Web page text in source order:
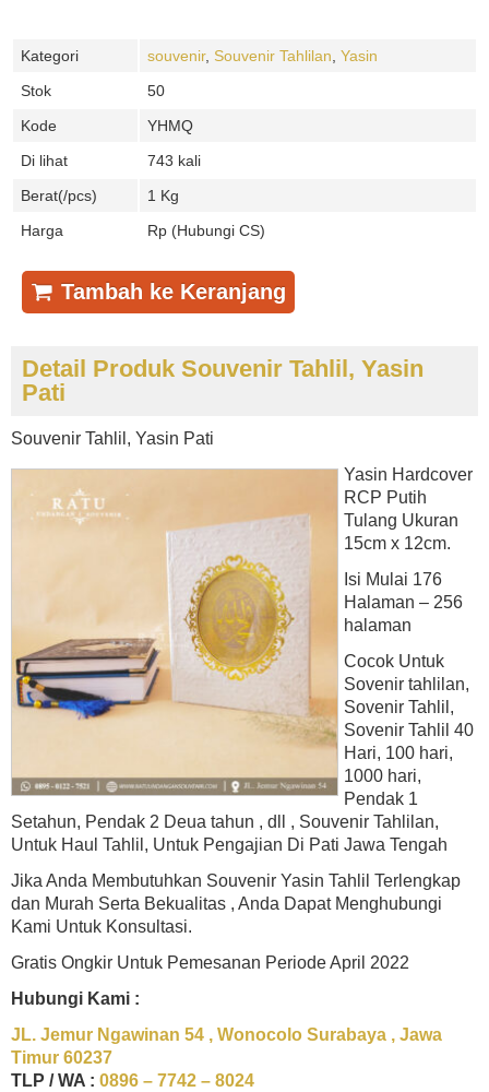
Kategori souvenir, Souvenir Tahlilan Yasin
Stok
50
Kode
YHMQ
Di lihat
743 kali
Berat(/pcs)
1 Kg
Harga
Rp (Hubungi CS)
Tambah ke Keranjang
Detail Produk Souvenir Tahlil, Yasin
Pati
Souvenir Tahlil, Yasin Pati
Yasin Hardcover
RCP Putih
Tulang Ukuran
15cm x 12cm.
Isi Mulai 176
Halaman – 256
halaman
Cocok Untuk
Sovenir tahlilan,
Sovenir Tahlil,
Sovenir Tahlil 40
Hari, 100 hari,
1000 hari,
Pendak 1
Setahun, Pendak 2 Deua tahun , dll , Souvenir Tahlilan,
Untuk Haul Tahlil, Untuk Pengajian Di Pati Jawa Tengah
Jika Anda Membutuhkan Souvenir Yasin Tahlil Terlengkap
dan Murah Serta Bekualitas , Anda Dapat Menghubungi
Kami Untuk Konsultasi.
Gratis Ongkir Untuk Pemesanan Periode April 2022
Hubungi Kami :
JL. Jemur Ngawinan 54 , Wonocolo Surabaya , Jawa
Timur 60237
TLP / WA : 0896 – 7742 – 8024